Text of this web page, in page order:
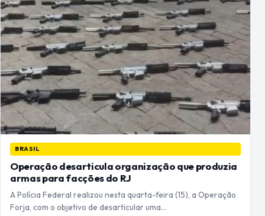
BRASIL
Operação desarticula organização que produzia
armas para facções do RJ
A Polícia Federal realizou nesta quarta-feira (15), a Operação
Forja, com o objetivo de desarticular uma…